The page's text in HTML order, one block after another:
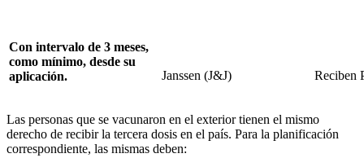
Con intervalo de 3 meses,
como mínimo, desde su
aplicación.
Janssen (J&J) Reciben
Las personas que se vacunaron en el exterior tienen el mismo
derecho de recibir la tercera dosis en el país. Para la planificación
correspondiente, las mismas deben: